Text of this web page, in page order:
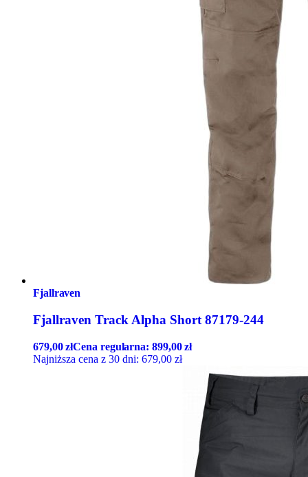
Fjallraven
Fjallraven Track Alpha Short 87179-244
679,00złCena regularna:899,00zł
Najniższa cena z 30 dni: 679,00 zł